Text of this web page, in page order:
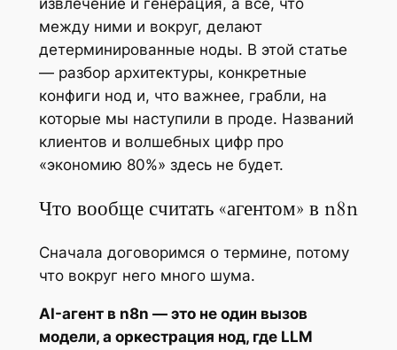
между ними и вокруг, делают
детерминированные ноды. В этой статье
— разбор архитектуры, конкретные
конфиги нод и, что важнее, грабли, на
которые мы наступили в проде. Названий
клиентов и волшебных цифр про
«экономию 80%» здесь не будет.
Что вообще считать «агентом» в n8n
Сначала договоримся о термине, потому
что вокруг него много шума.
AI-агент в n8n — это не один вызов
модели, а оркестрация нод, где LLM